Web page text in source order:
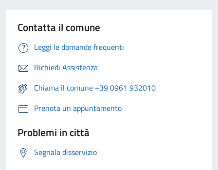
Contatta il comune
Leggi le domande frequenti
Richiedi Assistenza
Chiama il comune +39 0961 932010
Prenota un appuntamento
Problemi in città
Segnala disservizio